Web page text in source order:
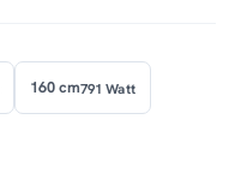
160 cm791 Watt